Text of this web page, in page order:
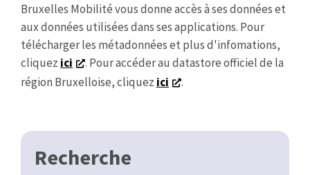
Bruxelles Mobilité vous donne accès à ses données et
aux données utilisées dans ses applications. Pour
télécharger les métadonnées et plus d'infomations,
cliquez ici
. Pour accéder au datastore officiel de la
région Bruxelloise, cliquez ici .
Recherche